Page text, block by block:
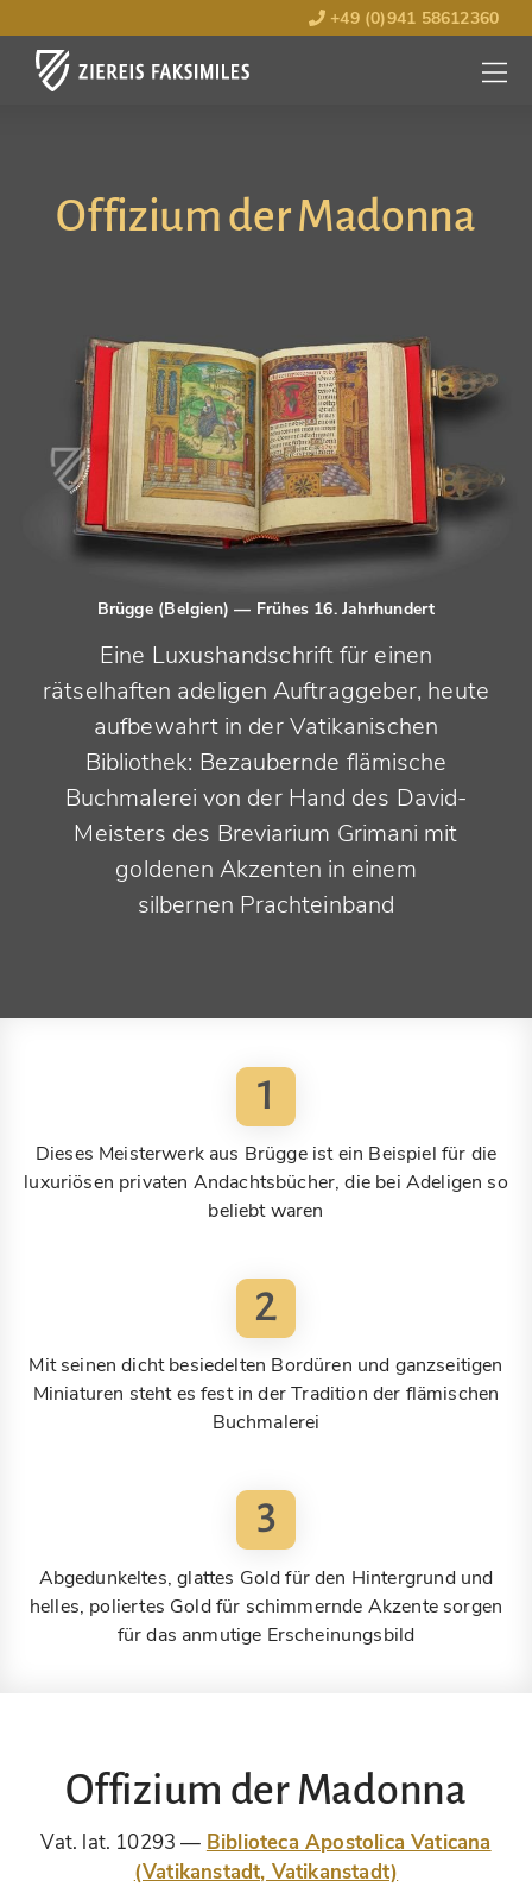
+49 (0)941 58612360
MENÜ
Offizium der Madonna
Brügge (Belgien)— Frühes 16. Jahrhundert
Eine Luxushandschrift für einen
rätselhaften adeligen Auftraggeber, heute
aufbewahrt in der Vatikanischen
Bibliothek: Bezaubernde flämische
Buchmalerei von der Hand des David-
Meisters des Breviarium Grimani mit
goldenen Akzenten in einem
silbernen Prachteinband
1
Dieses Meisterwerk aus Brügge ist ein Beispiel für die
luxuriösen privaten Andachtsbücher, die bei Adeligen so
beliebt waren
2
Mit seinen dicht besiedelten Bordüren und ganzseitigen
Miniaturen steht es fest in der Tradition der flämischen
Buchmalerei
3
Abgedunkeltes, glattes Gold für den Hintergrund und
helles, poliertes Gold für schimmernde Akzente sorgen
für das anmutige Erscheinungsbild
Offizium der Madonna
Vat. lat. 10293
Biblioteca Apostolica Vaticana
(Vatikanstadt, Vatikanstadt)